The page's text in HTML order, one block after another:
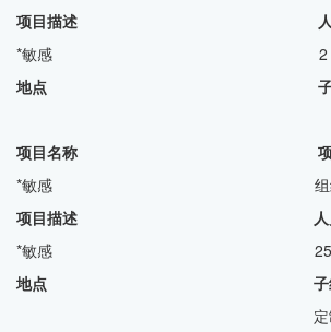
项目描述 人员
*敏感 2
地点 子
项目名称 项目
*敏感 组织部门
项目描述 人员
*敏感 25
地点 子
定